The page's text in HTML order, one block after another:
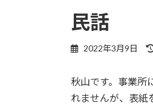
民話
2022年3月9日
秋山です。事業所
れませんが、表紙